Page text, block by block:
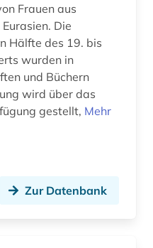
Frauen aus
Die
Hälfte des 19. bis
wurden in
und Büchern
gestellt, Mehr
Zur Datenbank